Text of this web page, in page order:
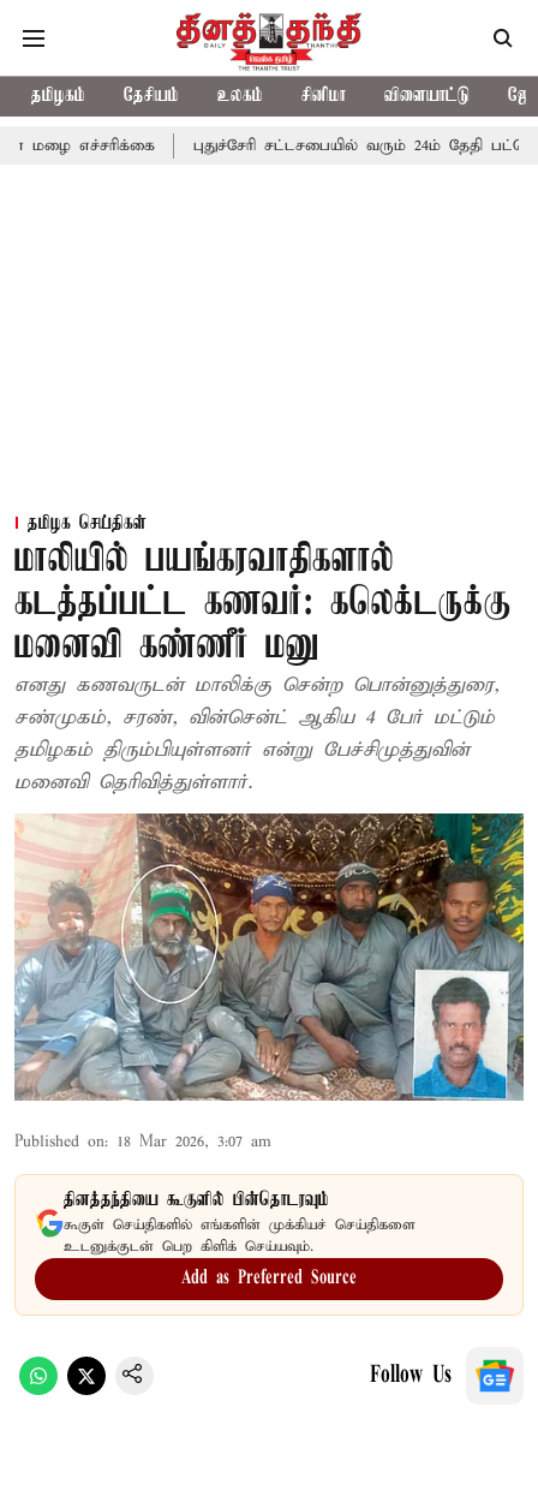
தமிழகம் தேசியம் உலகம் சினிமா விளையாட்டு
புதுச்சேரி சட்டசபையில் வரும் 24ம் தேதி பட்ஜெட்
தமிழக செய்திகள்
மாலியில் பயங்கரவாதிகளால்
கடத்தப்பட்ட கணவர்: கலெக்டருக்கு
மனைவி கண்ணீர் மனு
எனது கணவருடன் மாலிக்கு சென்ற பொன்னுத்துரை,
சண்முகம், சரண், வின்சென்ட் ஆகிய 4 பேர் மட்டும்
தமிழகம் திரும்பியுள்ளனர் என்று பேச்சிமுத்துவின்
மனைவி தெரிவித்துள்ளார்.
Published on: 18 Mar 2026, 3:07 am
தினத்தந்தியை கூகுளில் பின்தொடரவும்
கூகுள் செய்திகளில் எங்களின் முக்கியச் செய்திகளை
உடனுக்குடன் பெற கிளிக் செய்யவும்.
Add as Preferred Source
Follow Us